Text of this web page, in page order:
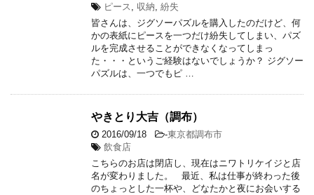
ピース
収納 紛失
皆さんは、ジグソーパズルを購入したのだけど、何
かの表紙にピースを一つだけ紛失してしまい、パズ
ルを完成させることができなくなってしまっ
た・・・というご経験はないでしょうか？ ジグソー
パズルは、一つでもピ …
やきとり大吉（調布）
2016/09/18 -東京都調布市
飲食店
こちらのお店は閉店し、現在はニワトリケイジと店
名が変わりました。 最近、私は仕事が終わった後
のちょっとした一杯や、どなたかと夜にお会いする